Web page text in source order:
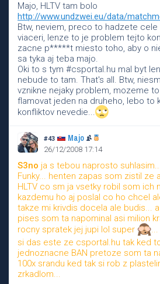
Majo, HLTV tam bolo
http://www.undzwei.eu/data/
Btw, neviem, preco to hadzete cele
viaceri, lenze to je problem tejto
zacne p*****t miesto toho, aby o
sa tyka aj teba majo.
Oki to s tym #csportal.hu mal byt
nebude to tam. That's all. Btw,
vznikne nejaky problem, mozeme
flamovat jeden na druheho, lebo to
konfliktov nevedie...
#43 Majo
26/12/2008 17:14
S3no ja s tebou naprosto
Funky... henten zapas som zistil ze
HLTV co sm ja vsetky robil som ich
kazdemu ho aj poslal co ho chcel
takze mi krivdis docela ale budis...
pises som ta napominal asi milion
rocny spratek jej jupi lol super
si das este ze csportal.hu tak ked
jednoznacne BAN pretoze som ta
100x srandu ked tak si rob z
zrkadlom...